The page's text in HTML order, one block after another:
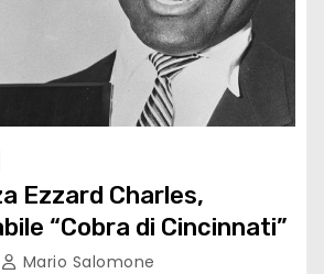
Ezzard Charles,
“Cobra di Cincinnati”
Mario Salomone